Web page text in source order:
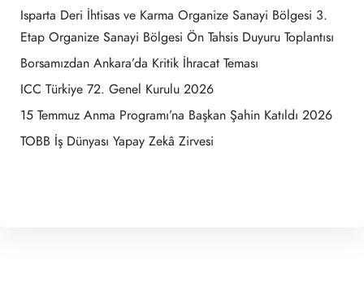
Isparta Deri İhtisas ve Karma Organize Sanayi Bölgesi 3.
Etap Organize Sanayi Bölgesi Ön Tahsis Duyuru Toplantısı
Borsamızdan Ankara’da Kritik İhracat Teması
ICC Türkiye 72. Genel Kurulu 2026
15 Temmuz Anma Programı’na Başkan Şahin Katıldı 2026
TOBB İş Dünyası Yapay Zekâ Zirvesi